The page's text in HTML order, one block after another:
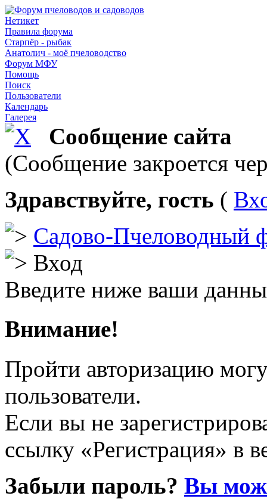
Нетикет
Правила форума
Старпёр - рыбак
Анатолич - моё пчеловодство
Форум МФУ
Помощь
Поиск
Пользователи
Календарь
Галерея
Сообщение сайта
(Сообщение закроется
Здравствуйте, гость (
Садово-Пчеловодный
Вход
Введите ниже ваши
Внимание!
Пройти авторизацию
пользователи.
Если вы не
ссылку «Регистрация» в
Забыли пароль? Вы